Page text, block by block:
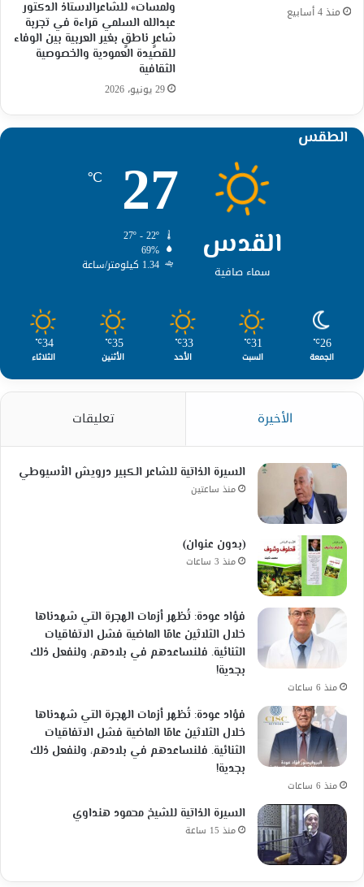
منذ 4 أسابيع
ولمسات» للشاعرالاستاذ الدكتور
عبدالله السلمي قراءة في تجربة
شاعرٍ ناطقٍ بغير العربية بين الوفاء
للقصيدة العمودية والخصوصية
الثقافية
29 يونيو، 2026
الطقس
القدس
سماء صافية
27
℃
69%
1.34 كيلومتر/ساعة
26
℃
الجمعة
31
℃
السبت
33
℃
الأحد
35
℃
الأثنين
34
℃
الثلاثاء
الأخيرة تعليقات
السيرة الذاتية للشاعر الكبير درويش الأسيوطي
منذ ساعتين
(بدون عنوان)
منذ 3 ساعات
فؤاد عودة: تُظهر أزمات الهجرة التي شهدناها
خلال الثلاثين عامًا الماضية فشل الاتفاقيات
الثنائية. فلنساعدهم في بلادهم، ولنفعل ذلك
بجدية!
منذ 6 ساعات
فؤاد عودة: تُظهر أزمات الهجرة التي شهدناها
خلال الثلاثين عامًا الماضية فشل الاتفاقيات
الثنائية. فلنساعدهم في بلادهم، ولنفعل ذلك
بجدية!
منذ 6 ساعات
السيرة الذاتية للشيخ محمود هنداوي
منذ 15 ساعة